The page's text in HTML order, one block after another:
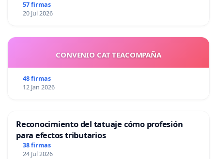
57 firmas
20 Jul 2026
CONVENIO CAT TEACOMPAÑA
48 firmas
12 Jan 2026
Reconocimiento del tatuaje cómo profesión
para efectos tributarios
38 firmas
24 Jul 2026